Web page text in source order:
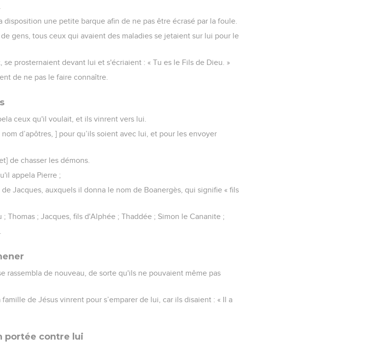
disposition une petite barque afin de ne pas être écrasé par la foule.
gens, tous ceux qui avaient des maladies se jetaient sur lui pour le
se prosternaient devant lui et s'écriaient : « Tu es le Fils de Dieu. »
de ne pas le faire connaître.
ceux qu'il voulait, et ils vinrent vers lui.
d’apôtres, ] pour qu’ils soient avec lui, et pour les envoyer
de chasser les démons.
appela Pierre ;
Jacques, auxquels il donna le nom de Boanergès, qui signifie « fils
Thomas ; Jacques, fils d'Alphée ; Thaddée ; Simon le Cananite ;
rassembla de nouveau, de sorte qu'ils ne pouvaient même pas
de Jésus vinrent pour s’emparer de lui, car ils disaient : « Il a
portée contre lui